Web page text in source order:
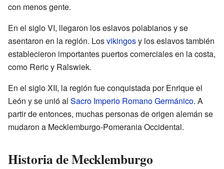
con menos gente.
En el siglo VI, llegaron los eslavos polabianos y se
asentaron en la región. Losvikingosy los eslavos también
establecieron importantes puertos comerciales en la costa,
como Reric y Ralswiek.
En el siglo XII, la región fue conquistada por Enrique el
León y se unió al Sacro Imperio Romano Germánico. A
partir de entonces, muchas personas de origen alemán se
mudaron a Mecklemburgo-Pomerania Occidental.
Historia de Mecklemburgo